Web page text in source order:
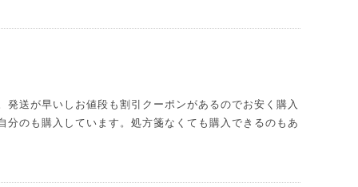
発送が早いしお値段も割引クーポンがあるのでお安く購入
分のも購入しています。処方箋なくても購入できるのもあ